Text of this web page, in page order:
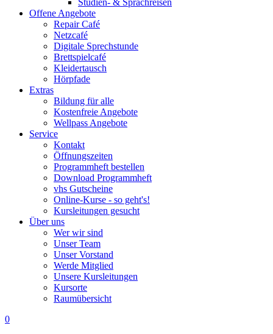
Studien- & Sprachreisen
Offene Angebote
Repair Café
Netzcafé
Digitale Sprechstunde
Brettspielcafé
Kleidertausch
Hörpfade
Extras
Bildung für alle
Kostenfreie Angebote
Wellpass Angebote
Service
Kontakt
Öffnungszeiten
Programmheft bestellen
Download Programmheft
vhs Gutscheine
Online-Kurse - so geht's!
Kursleitungen gesucht
Über uns
Wer wir sind
Unser Team
Unser Vorstand
Werde Mitglied
Unsere Kursleitungen
Kursorte
Raumübersicht
0